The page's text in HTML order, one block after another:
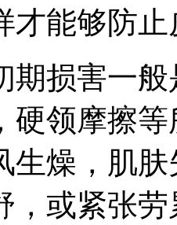
才能够防
期损害一
硬领摩擦
生燥，肌
，或紧张